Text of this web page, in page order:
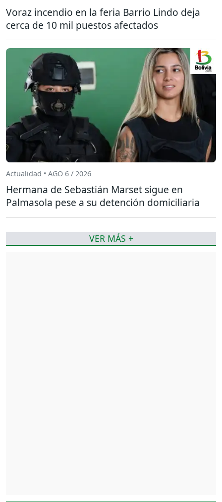
Voraz incendio en la feria Barrio Lindo deja
cerca de 10 mil puestos afectados
Actualidad • AGO 6 / 2026
Hermana de Sebastián Marset sigue en
Palmasola pese a su detención domiciliaria
VER MÁS +